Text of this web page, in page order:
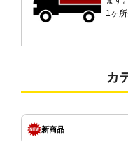
1ヶ
カ
新商品